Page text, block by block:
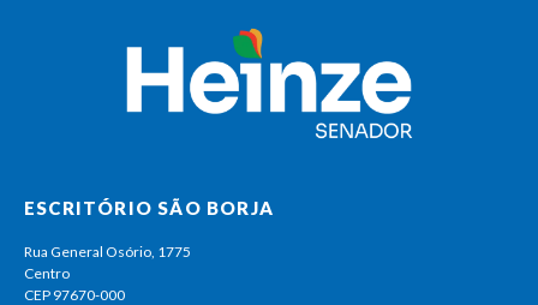
ESCRITÓRIO SÃO BORJA
Rua General Osório, 1775
Centro
CEP 97670-000